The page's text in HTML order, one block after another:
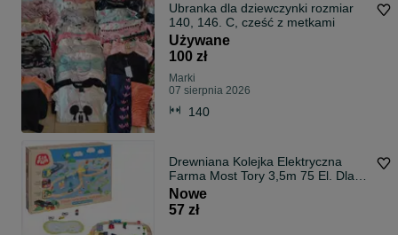
Ubranka dla dziewczynki rozmiar
140, 146. C, cześć z metkami
Używane
100 zł
Marki
07 sierpnia 2026
140
Drewniana Kolejka Elektryczna
Farma Most Tory 3,5m 75 El. Dla
Dzieci Elefun
Nowe
57 zł